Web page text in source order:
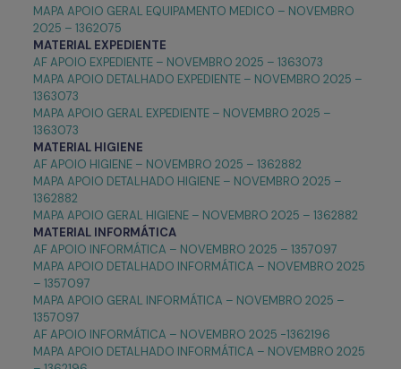
MAPA APOIO GERAL EQUIPAMENTO MEDICO – NOVEMBRO
2025 – 1362075
MATERIAL EXPEDIENTE
AF APOIO EXPEDIENTE – NOVEMBRO 2025 – 1363073
MAPA APOIO DETALHADO EXPEDIENTE – NOVEMBRO 2025 –
1363073
MAPA APOIO GERAL EXPEDIENTE – NOVEMBRO 2025 –
1363073
MATERIAL HIGIENE
AF APOIO HIGIENE – NOVEMBRO 2025 – 1362882
MAPA APOIO DETALHADO HIGIENE – NOVEMBRO 2025 –
1362882
MAPA APOIO GERAL HIGIENE – NOVEMBRO 2025 – 1362882
MATERIAL INFORMÁTICA
AF APOIO INFORMÁTICA – NOVEMBRO 2025 – 1357097
MAPA APOIO DETALHADO INFORMÁTICA – NOVEMBRO 2025
– 1357097
MAPA APOIO GERAL INFORMÁTICA – NOVEMBRO 2025 –
1357097
AF APOIO INFORMÁTICA – NOVEMBRO 2025 -1362196
MAPA APOIO DETALHADO INFORMÁTICA – NOVEMBRO 2025